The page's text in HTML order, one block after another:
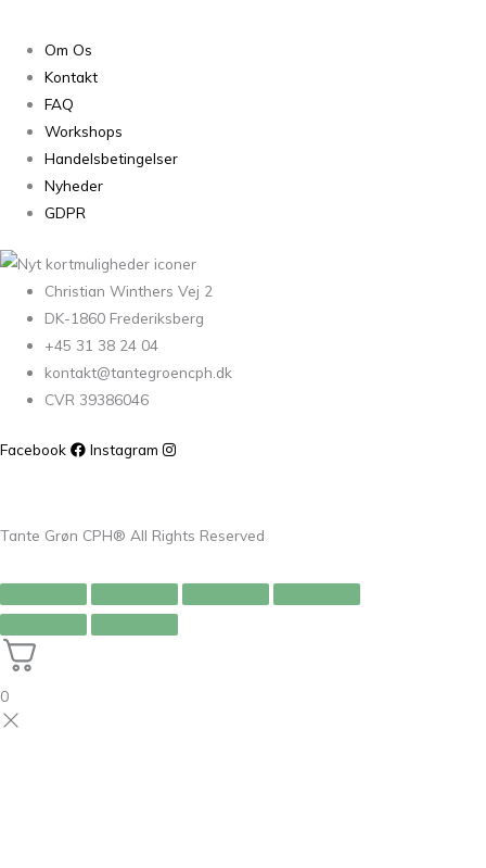
Om Os
Kontakt
FAQ
Workshops
Handelsbetingelser
Nyheder
GDPR
Christian Winthers Vej 2
DK-1860 Frederiksberg
+45 31 38 24 04
kontakt@tantegroencph.dk
CVR 39386046
Facebook Instagram
Tante Grøn CPH® All Rights Reserved
0